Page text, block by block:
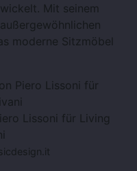
Mit seinem
moderne Sitzmöbel
Lissoni für Living